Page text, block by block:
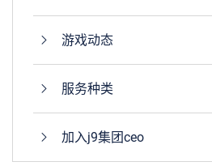
游戏动态
服务种类
加入j9集团ceo